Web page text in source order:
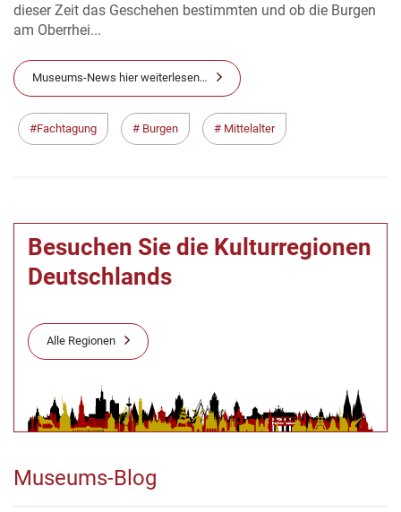
dieser Zeit das Geschehen bestimmten und ob die Burgen
am Oberrhei...
Museums-News hier weiterlesen…
Fachtagung Burgen Mittelalter
Besuchen Sie die Kulturregionen
Deutschlands
Alle Regionen
Museums-Blog